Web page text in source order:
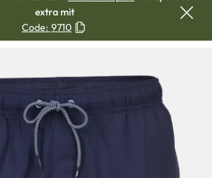
extra mit
Code: 9710